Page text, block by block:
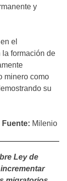
y
el
la formación de
minero como
su
Fuente: Milenio
Ley de